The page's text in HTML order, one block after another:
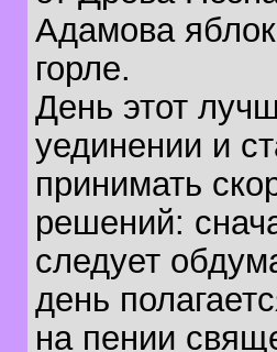
Адамова
горле.
День этот
уединении и
принимать
решений:
следует
день
на пении